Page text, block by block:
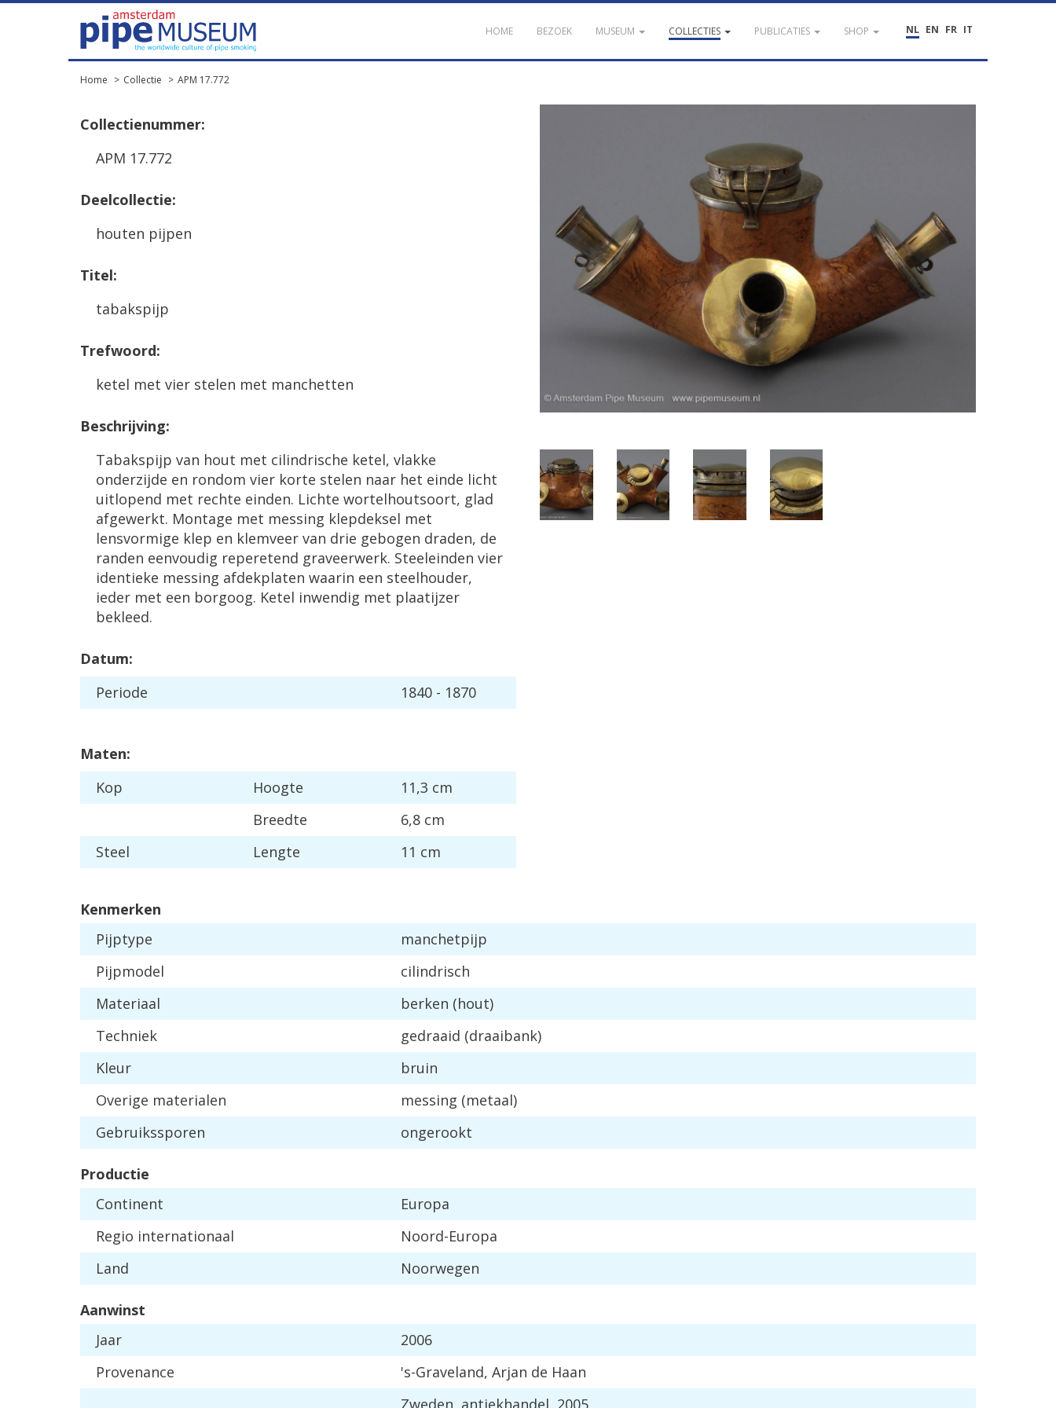
NL EN FR IT
HOME BEZOEK MUSEUM COLLECTIES PUBLICATIES SHOP
Home Collectie APM 17.772
Collectienummer:
APM 17.772
Deelcollectie:
houten pijpen
Titel:
tabakspijp
Trefwoord:
ketel met vier stelen met manchetten
Beschrijving:
Tabakspijp van hout met cilindrische ketel, vlakke
onderzijde en rondom vier korte stelen naar het einde licht
uitlopend met rechte einden. Lichte wortelhoutsoort, glad
afgewerkt. Montage met messing klepdeksel met
lensvormige klep en klemveer van drie gebogen draden, de
randen eenvoudig reperetend graveerwerk. Steeleinden vier
identieke messing afdekplaten waarin een steelhouder,
ieder met een borgoog. Ketel inwendig met plaatijzer
bekleed.
Datum:
Periode
1840 - 1870
Maten:
Kop
Hoogte
11,3 cm
Breedte
6,8 cm
Steel
Lengte 11 cm
Kenmerken
Pijptype
manchetpijp
Pijpmodel
cilindrisch
Materiaal
berken (hout)
Techniek
gedraaid (draaibank)
Kleur
bruin
Overige materialen
messing (metaal)
Gebruikssporen
ongerookt
Productie
Continent
Europa
Regio internationaal
Noord-Europa
Land
Noorwegen
Aanwinst
Jaar
2006
Provenance
's-Graveland, Arjan de Haan
Zweden, antiekhandel, 2005